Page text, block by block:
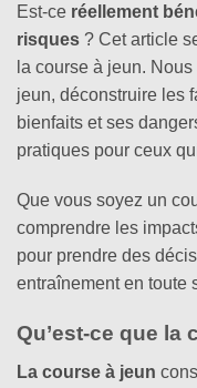
Est-ce réellement
risques ? Cet article
la course à jeun.
jeun, déconstruire les
bienfaits et ses
pratiques pour ceux
Que vous soyez un
comprendre les
pour prendre des
entraînement en toute
Qu’est-ce que la
La course à jeun